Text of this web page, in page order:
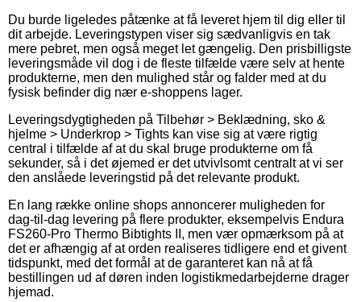
Du burde ligeledes påtænke at få leveret hjem til dig eller til
dit arbejde. Leveringstypen viser sig sædvanligvis en tak
mere pebret, men også meget let gængelig. Den prisbilligste
leveringsmåde vil dog i de fleste tilfælde være selv at hente
produkterne, men den mulighed står og falder med at du
fysisk befinder dig nær e-shoppens lager.
Leveringsdygtigheden på Tilbehør > Beklædning, sko &
hjelme > Underkrop > Tights kan vise sig at være rigtig
central i tilfælde af at du skal bruge produkterne om få
sekunder, så i det øjemed er det utvivlsomt centralt at vi ser
den anslåede leveringstid på det relevante produkt.
En lang række online shops annoncerer muligheden for
dag-til-dag levering på flere produkter, eksempelvis Endura
FS260-Pro Thermo Bibtights II, men vær opmærksom på at
det er afhængig af at orden realiseres tidligere end et givent
tidspunkt, med det formål at de garanteret kan nå at få
bestillingen ud af døren inden logistikmedarbejderne drager
hjemad.